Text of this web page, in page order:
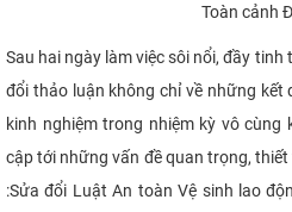
Toàn cảnh
Sau hai ngày làm việc sôi nổi, đầy
đổi thảo luận không chỉ về những
kinh nghiệm trong nhiệm kỳ vô cùng
cập tới những vấn đề quan trọng,
:Sửa đổi Luật An toàn Vệ sinh lao